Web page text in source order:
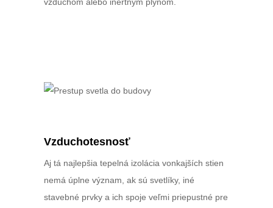
Vzduchotesnosť
Aj tá najlepšia tepelná izolácia vonkajších stien
nemá úplne význam, ak sú svetlíky, iné
stavebné prvky a ich spoje veľmi priepustné pre